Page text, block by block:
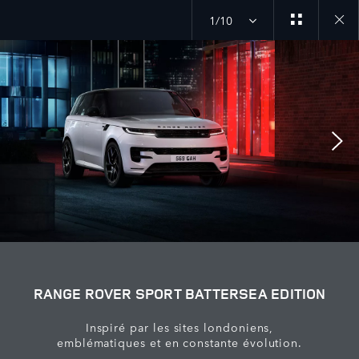
1/10
RANGE ROVER SPORT BATTERSEA EDITION
Inspiré par les sites londoniens,
emblématiques et en constante évolution.